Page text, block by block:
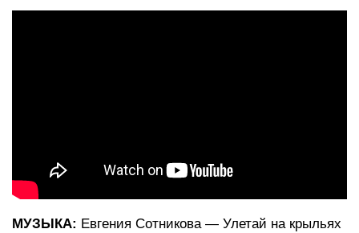
МУЗЫКА: Евгения Сотникова — Улетай на крыльях